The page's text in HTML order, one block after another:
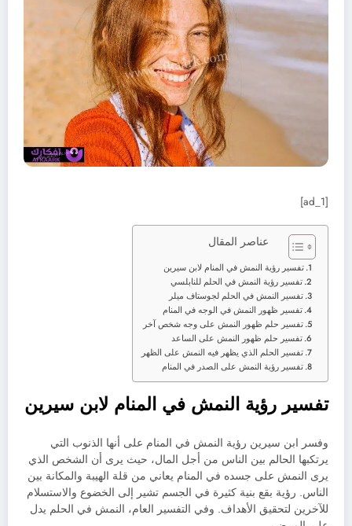
[ad_1]
عناصر المقال
تفسير رؤية النمش في المنام لابن سيرين
تفسير رؤية النمش في الحلم للنابلسي
تفسير النمش في الحلم لجوستاف ميلر
تفسير ظهور النمش في الوجه في المنام
تفسير حلم ظهور النمش على وجه شخص آخر
تفسير حلم ظهور النمش على الساعد
تفسير الحلم الذي يظهر فيه النمش على الظهر
تفسير رؤية النمش على الصدر في المنام
تفسير رؤية النمش في المنام لابن سيرين
وفسر ابن سيرين رؤية النمش في المنام على أنها الذنوب التي
يرتكبها الحالم بين الناس من أجل المال، حيث يرى أن الشخص الذي
يرى النمش على جسده في المنام يعاني من قلة الهيبة والمكانة بين
الناس. رؤية بقع بنية كثيرة في الجسم تشير إلى الخضوع والاستسلام
للآخرين لتحقيق الأهداف. وفي التفسير العام، النمش في الحلم يدل